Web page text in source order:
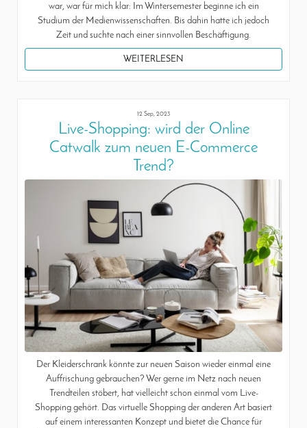
war, war für mich klar: Im Wintersemester beginne ich ein
Studium der Medienwissenschaften. Bis dahin hatte ich jedoch
Zeit und suchte nach einer sinnvollen Beschäftigung.
WEITERLESEN
12 Sep, 2023
Live-Shopping: wird der Online
Catwalk zum neuen E-Commerce
Trend?
Der Kleiderschrank könnte zur neuen Saison wieder einmal eine
Auffrischung gebrauchen? Wer gerne im Netz nach neuen
Trendteilen stöbert, hat vielleicht schon einmal vom Live-
Shopping gehört. Das virtuelle Shopping der anderen Art basiert
auf einem interessanten Konzept und bietet die Chance für